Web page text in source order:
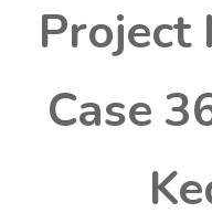
Project
Case